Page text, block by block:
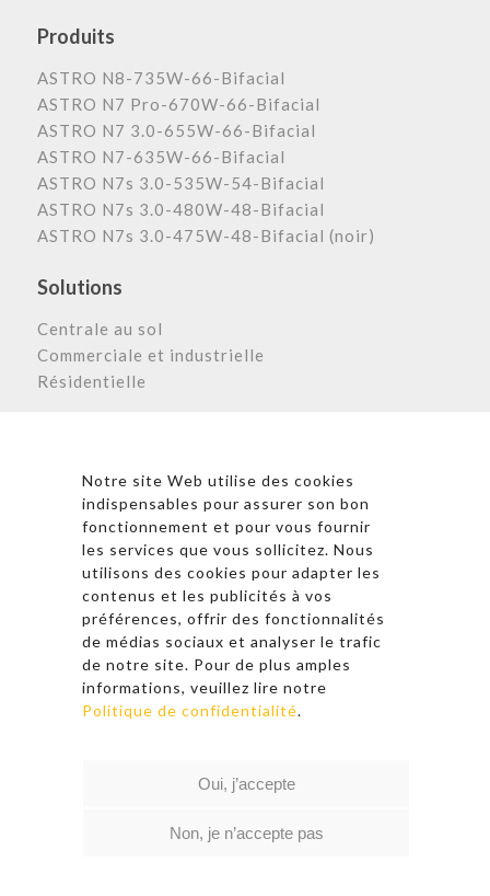
Notre site Web utilise des cookies
indispensables pour assurer son bon
fonctionnement et pour vous fournir
les services que vous sollicitez. Nous
utilisons des cookies pour adapter les
contenus et les publicités à vos
préférences, offrir des fonctionnalités
de médias sociaux et analyser le trafic
de notre site. Pour de plus amples
informations, veuillez lire notre
Politique de confidentialité.
Oui, j’accepte
Non, je n’accepte pas
Produits
ASTRO N8-735W-66-Bifacial
ASTRO N7 Pro-670W-66-Bifacial
ASTRO N7 3.0-655W-66-Bifacial
ASTRO N7-635W-66-Bifacial
ASTRO N7s 3.0-535W-54-Bifacial
ASTRO N7s 3.0-480W-48-Bifacial
ASTRO N7s 3.0-475W-48-Bifacial (noir)
Solutions
Centrale au sol
Commerciale et industrielle
Résidentielle
* En cliquant sur « S’inscrire », j’accepte la politique de
confidentialité et les conditions d’utilisation
d’Astronergy.
Suivez-nous sur les réseaux sociaux
Politique de confidentialité